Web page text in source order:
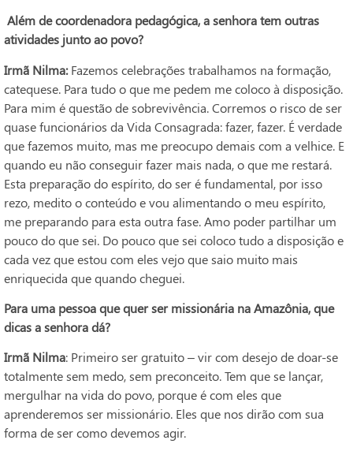
Além de coordenadora pedagógica, a senhora tem outras
atividades junto ao povo?
Irmã Nilma:Fazemos celebrações trabalhamos na formação,
catequese. Para tudo o que me pedem me coloco à disposição.
Para mim é questão de sobrevivência. Corremos o risco de ser
quase funcionários da Vida Consagrada: fazer, fazer. É verdade
que fazemos muito, mas me preocupo demais com a velhice. E
quando eu não conseguir fazer mais nada, o que me restará.
Esta preparação do espírito, do ser é fundamental, por isso
rezo, medito o conteúdo e vou alimentando o meu espírito,
me preparando para esta outra fase. Amo poder partilhar um
pouco do que sei. Do pouco que sei coloco tudo a disposição e
cada vez que estou com eles vejo que saio muito mais
enriquecida que quando cheguei.
Para uma pessoa que quer ser missionária na Amazônia, que
dicas a senhora dá?
Irmã Nilma: Primeiro ser gratuito – vir com desejo de doar-se
totalmente sem medo, sem preconceito. Tem que se lançar,
mergulhar na vida do povo, porque é com eles que
aprenderemos ser missionário. Eles que nos dirão com sua
forma de ser como devemos agir.